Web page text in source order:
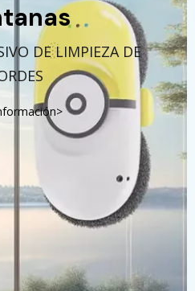
DE LIMPIEZA DE